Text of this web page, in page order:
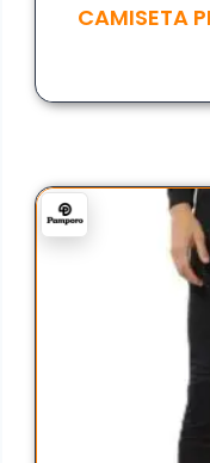
CAMISETA